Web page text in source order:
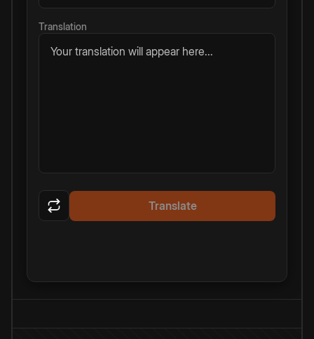
Translation
Your translation will appear here...
Translate